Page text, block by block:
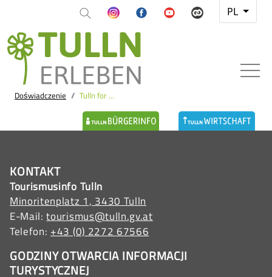
PL
Doświadczenie Tulln for ...
KONTAKT
Tourismusinfo Tulln
Minoritenplatz 1, 3430 Tulln
E-Mail:tourismus@tulln.gv.at
Telefon:+43 (0) 2272 67566
GODZINY OTWARCIA INFORMACJI
TURYSTYCZNEJ